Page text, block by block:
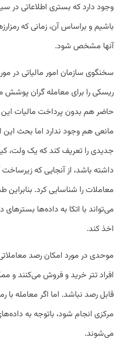
وجود دارد که بستری اطلاعاتی در
باشیم و براساس آن، زمانی که
آنها مشخص شود.
سخنگوی سازمان امور مالیاتی در
ریسکی را برای معامله گران پوشش
حاضر هم بدون پرداخت مالیات
مانعی هم وجود ندارد اما بحث این
جدیدی را تعریف کند که یک ولت،
داشته باشد، از آنجایی که
معاملات را شناسایی کرد. بنابراین
می‌تواند با اتکا به داده‌ها
اخذ کند.
موحدی در مورد امکان رصد معاملاتی
افراد تتر خرید و فروش می‌کنند و
قابل رصد نباشد. اما اگر معامله با
مرکزی انجام شود، باتوجه به
می‌شوند.